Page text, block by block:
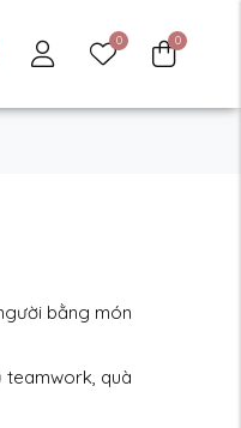
0 0
bằng món
teamwork, quà